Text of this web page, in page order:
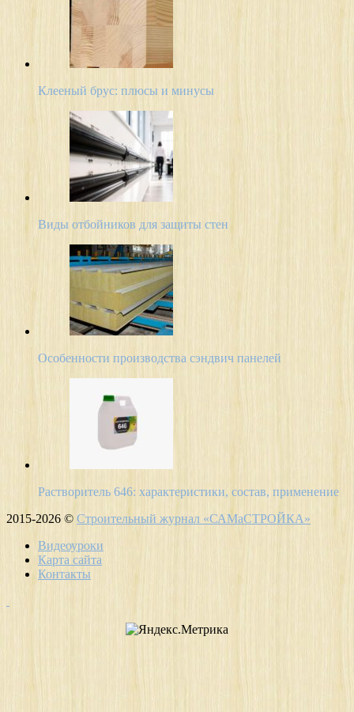
Клееный брус: плюсы и минусы
Виды отбойников для защиты стен
Особенности производства сэндвич панелей
Растворитель 646: характеристики, состав, применение
2015-2026 © Строительный журнал «САМаСТРОЙКА»
Видеоуроки
Карта сайта
Контакты